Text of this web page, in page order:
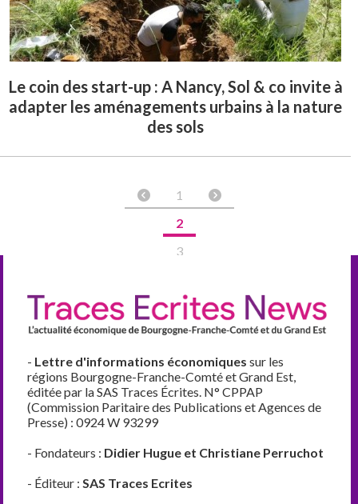
Le coin des start-up : A Nancy, Sol & co invite à
adapter les aménagements urbains à la nature
des sols
1
2
3
- Lettre d'informations économiques sur les
régions Bourgogne-Franche-Comté et Grand Est,
éditée par la SAS Traces Écrites. N° CPPAP
(Commission Paritaire des Publications et Agences de
Presse) : 0924 W 93299
- Fondateurs : Didier Hugue et Christiane Perruchot
- Éditeur :SAS Traces Ecrites